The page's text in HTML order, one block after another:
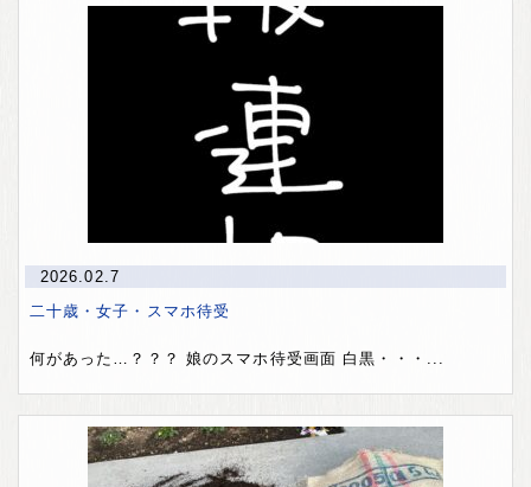
2026.02.7
二十歳・女子・スマホ待受
何があった…？？？ 娘のスマホ待受画面 白黒・・・...